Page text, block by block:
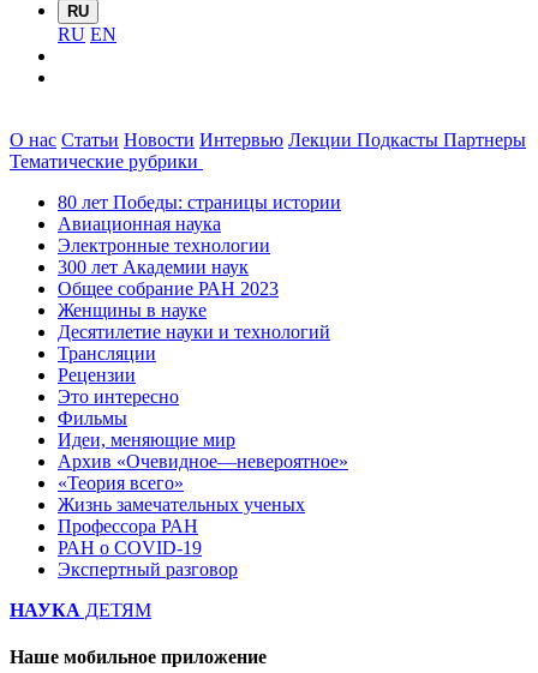
RU
RU EN
О нас Статьи Новости Интервью Лекции Подкасты Партнеры
Тематические рубрики
80 лет Победы: страницы истории
Авиационная наука
Электронные технологии
300 лет Академии наук
Общее собрание РАН 2023
Женщины в науке
Десятилетие науки и технологий
Трансляции
Рецензии
Это интересно
Фильмы
Идеи, меняющие мир
Архив «Очевидное—невероятное»
«Теория всего»
Жизнь замечательных ученых
Профессора РАН
РАН о COVID-19
Экспертный разговор
НАУКА ДЕТЯМ
Наше мобильное приложение